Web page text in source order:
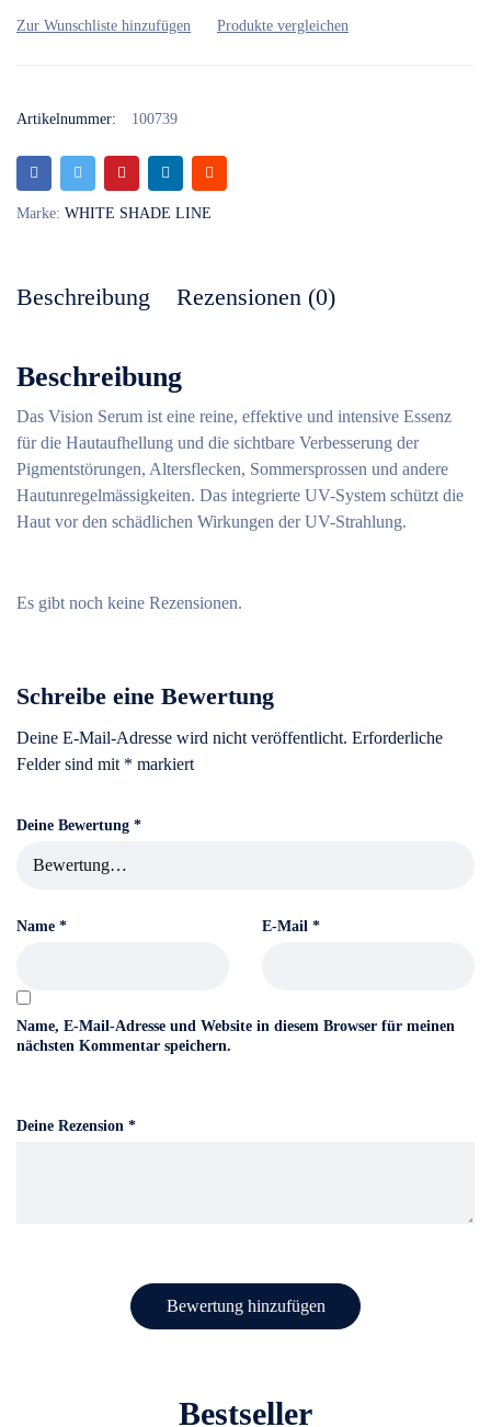
Artikelnummer: 100739
Marke: WHITE SHADE LINE
Beschreibung Rezensionen (0)
Beschreibung
Das Vision Serum ist eine reine, effektive und intensive Essenz
für die Hautaufhellung und die sichtbare Verbesserung der
Pigmentstörungen, Altersflecken, Sommersprossen und andere
Hautunregelmässigkeiten. Das integrierte UV-System schützt die
Haut vor den schädlichen Wirkungen der UV-Strahlung.
Es gibt noch keine Rezensionen.
Schreibe eine Bewertung
Deine E-Mail-Adresse wird nicht veröffentlicht. Erforderliche
Felder sind mit * markiert
Deine Bewertung *
Deine Rezension *
Name * E-Mail *
Name, E-Mail-Adresse und Website in diesem Browser für meinen
nächsten Kommentar speichern.
Bestseller